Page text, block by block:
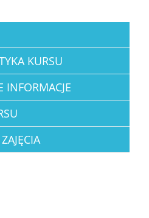
KURSU
INFORMACJE